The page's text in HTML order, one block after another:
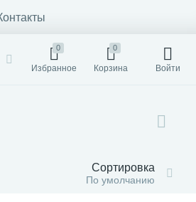
0
Избранное
0
Корзина Войти
Сортировка
По умолчанию